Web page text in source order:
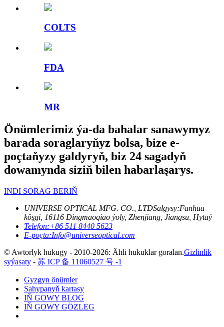
COLTS
FDA
MR
Önümlerimiz ýa-da bahalar sanawymyz
barada soraglaryňyz bolsa, bize e-
poçtaňyzy galdyryň, biz 24 sagadyň
dowamynda siziň bilen habarlaşarys.
INDI SORAG BERIŇ
UNIVERSE OPTICAL MFG. CO., LTDSalgysy:Fanhua
köşgi, 16116 Dingmaoqiao ýoly, Zhenjiang, Jiangsu, Hytaý
Telefon:+86 511 8440 5623
E-poçta:Info@universeoptical.com
© Awtorlyk hukugy - 2010-2026: Ähli hukuklar goralan.Gizlinlik
syýasaty - 苏 ICP 备 11060527 号 -1
Gyzgyn önümler
Sahypanyň kartasy
IŇ GOWY BLOG
IŇ GOWY GÖZLEG